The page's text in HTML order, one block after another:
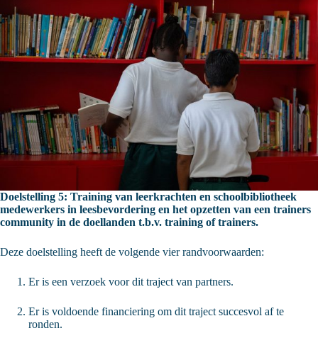
Doelstelling 5: Training van leerkrachten en schoolbibliotheek
medewerkers in leesbevordering en het opzetten van een trainers
community in de doellanden t.b.v. training of trainers.
Deze doelstelling heeft de volgende vier randvoorwaarden:
Er is een verzoek voor dit traject van partners.
Er is voldoende financiering om dit traject succesvol af te
ronden.